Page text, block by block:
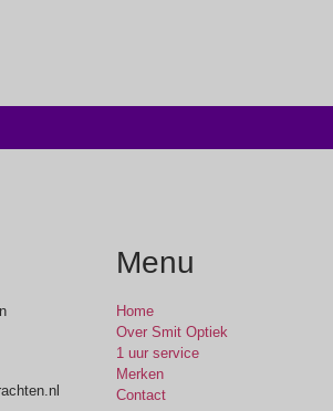
Menu
Home
Over Smit Optiek
1 uur service
Merken
Contact